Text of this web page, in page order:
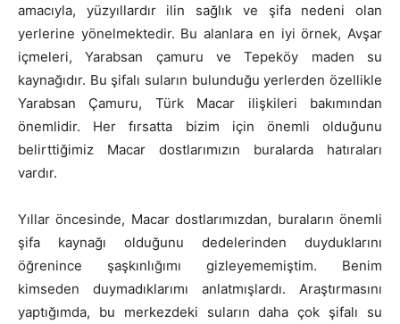
amacıyla, yüzyıllardır ilin sağlık ve şifa nedeni olan
yerlerine yönelmektedir. Bu alanlara en iyi örnek, Avşar
içmeleri, Yarabsan çamuru ve Tepeköy maden su
kaynağıdır. Bu şifalı suların bulunduğu yerlerden özellikle
Yarabsan Çamuru, Türk Macar ilişkileri bakımından
önemlidir. Her fırsatta bizim için önemli olduğunu
belirttiğimiz Macar dostlarımızın buralarda hatıraları
vardır.
Yıllar öncesinde, Macar dostlarımızdan, buraların önemli
şifa kaynağı olduğunu dedelerinden duyduklarını
öğrenince şaşkınlığımı gizleyememiştim. Benim
kimseden duymadıklarımı anlatmışlardı. Araştırmasını
yaptığımda, bu merkezdeki suların daha çok şifalı su